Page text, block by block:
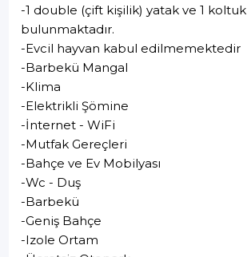
-1 double (çift kişilik) yatak ve 1 koltuk
bulunmaktadır.
-Evcil hayvan kabul edilmemektedir
-Barbekü Mangal
-Klima
-Elektrikli Şömine
-İnternet - WiFi
-Mutfak Gereçleri
-Bahçe ve Ev Mobilyası
-Wc - Duş
-Barbekü
-Geniş Bahçe
-Izole Ortam